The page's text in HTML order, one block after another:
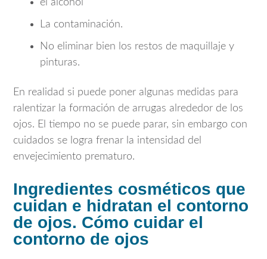
el alcohol
La contaminación.
No eliminar bien los restos de maquillaje y
pinturas.
En realidad si puede poner algunas medidas para
ralentizar la formación de arrugas alrededor de los
ojos. El tiempo no se puede parar, sin embargo con
cuidados se logra frenar la intensidad del
envejecimiento prematuro.
Ingredientes cosméticos que
cuidan e hidratan el contorno
de ojos. Cómo cuidar el
contorno de ojos